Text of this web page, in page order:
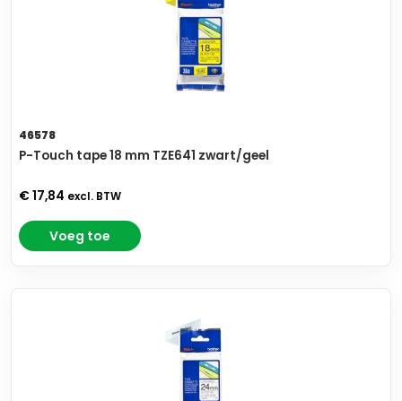
46578
P-Touch tape 18 mm TZE641 zwart/geel
€ 17,84 excl. BTW
Voeg toe